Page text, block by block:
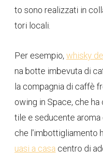
to sono realizzati in
tori locali.
Per esempio, whisky
na botte imbevuta di
la compagnia di caffè
owing in Space, che
tile e seducente aroma
che l'imbottigliamento
uasi a casa centro di